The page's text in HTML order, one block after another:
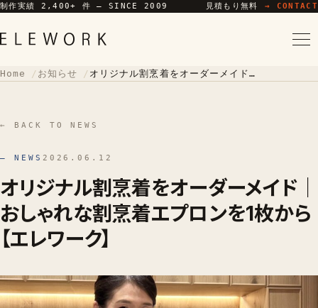
制作実績 2,400+ 件 — SINCE 2009 見積もり無料 → CONTACT
Home お知らせ オリジナル割烹着をオーダーメイド｜おしゃれな割烹着エプロンを1枚から【エレワーク】
← BACK TO NEWS
— NEWS 2026.06.12
オリジナル割烹着をオーダーメイド｜
おしゃれな割烹着エプロンを1枚から
【エレワーク】